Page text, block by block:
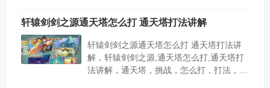
我这里桃金娘是精一55，有点打不过，所以
费用够了先上射手，减轻一下压力，第二个
才是放盾，因为...
轩辕剑剑之源通天塔怎么打 通天塔打法讲解
轩辕剑剑之源通天塔怎么打 通天塔打法讲
解，轩辕剑剑之源,通天塔怎么打,通天塔打
法讲解，通天塔，挑战，怎么打，打法，玩